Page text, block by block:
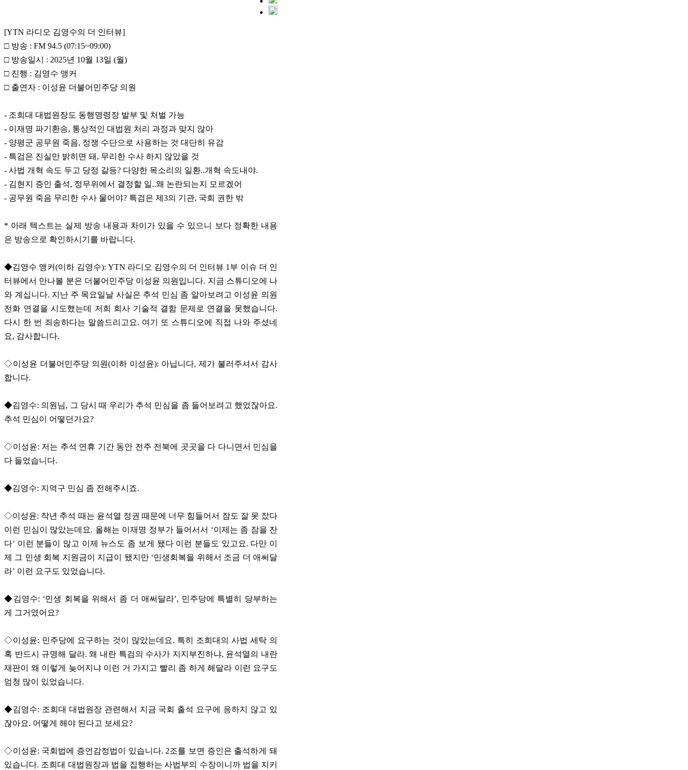
[YTN 라디오 김영수의 더 인터뷰]
□ 방송 : FM 94.5 (07:15~09:00)
□ 방송일시 : 2025년 10월 13일 (월)
□ 진행 : 김영수 앵커
□ 출연자 : 이성윤 더불어민주당 의원
- 조희대 대법원장도 동행명령장 발부 및 처벌 가능
- 이재명 파기환송, 통상적인 대법원 처리 과정과 맞지 않아
- 양평군 공무원 죽음, 정쟁 수단으로 사용하는 것 대단히 유감
- 특검은 진실만 밝히면 돼, 무리한 수사 하지 않았을 것
- 사법 개혁 속도 두고 당정 갈등? 다양한 목소리의 일환..개혁 속도내야.
- 김현지 증인 출석, 정무위에서 결정할 일..왜 논란되는지 모르겠어
- 공무원 죽음 무리한 수사 물어야? 특검은 제3의 기관, 국회 권한 밖
* 아래 텍스트는 실제 방송 내용과 차이가 있을 수 있으니 보다 정확한 내용
은 방송으로 확인하시기를 바랍니다.
◆김영수 앵커(이하 김영수): YTN 라디오 김영수의 더 인터뷰 1부 이슈 더 인
터뷰에서 만나볼 분은 더불어민주당 이성윤 의원입니다. 지금 스튜디오에 나
와 계십니다. 지난 주 목요일날 사실은 추석 민심 좀 알아보려고 이성윤 의원
전화 연결을 시도했는데 저희 회사 기술적 결함 문제로 연결을 못했습니다.
다시 한 번 죄송하다는 말씀드리고요. 여기 또 스튜디오에 직접 나와 주셨네
요, 감사합니다.
◇이성윤 더불어민주당 의원(이하 이성윤): 아닙니다, 제가 불러주셔서 감사
합니다.
◆김영수: 의원님, 그 당시 때 우리가 추석 민심을 좀 들어보려고 했었잖아요.
추석 민심이 어떻던가요?
◇이성윤: 저는 추석 연휴 기간 동안 전주 전북에 곳곳을 다 다니면서 민심을
다 들었습니다.
◆김영수: 지역구 민심 좀 전해주시죠.
◇이성윤: 작년 추석 때는 윤석열 정권 때문에 너무 힘들어서 잠도 잘 못 잤다
이런 민심이 많았는데요. 올해는 이재명 정부가 들어서서 ‘이제는 좀 잠을 잔
다’ 이런 분들이 많고 이제 뉴스도 좀 보게 됐다 이런 분들도 있고요. 다만 이
제 그 민생 회복 지원금이 지급이 됐지만 ‘민생회복을 위해서 조금 더 애써달
라’ 이런 요구도 있었습니다.
◆김영수: ‘민생 회복을 위해서 좀 더 애써달라’, 민주당에 특별히 당부하는
게 그거였어요?
◇이성윤: 민주당에 요구하는 것이 많았는데요. 특히 조희대의 사법 세탁 의
혹 반드시 규명해 달라. 왜 내란 특검의 수사가 지지부진하냐, 윤석열의 내란
재판이 왜 이렇게 늦어지냐 이런 거 가지고 빨리 좀 하게 해달라 이런 요구도
엄청 많이 있었습니다.
◆김영수: 조희대 대법원장 관련해서 지금 국회 출석 요구에 응하지 않고 있
잖아요. 어떻게 해야 된다고 보세요?
◇이성윤: 국회법에 증언감정법이 있습니다. 2조를 보면 증인은 출석하게 돼
있습니다. 조희대 대법원장과 법을 집행하는 사법부의 수장이니까 법을 지키